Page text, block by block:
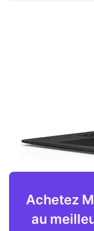
Achetez
au